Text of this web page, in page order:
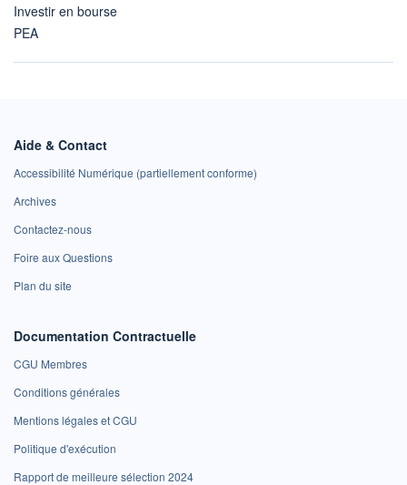
Investir en bourse
PEA
Aide & Contact
Accessibilité Numérique (partiellement conforme)
Archives
Contactez-nous
Foire aux Questions
Plan du site
Documentation Contractuelle
CGU Membres
Conditions générales
Mentions légales et CGU
Politique d'exécution
Rapport de meilleure sélection 2024